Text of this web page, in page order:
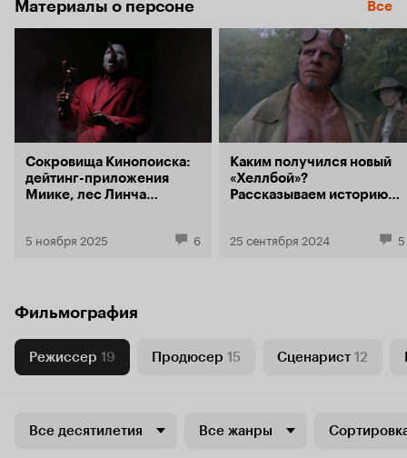
Материалы о персоне Все
Сокровища Кинопоиска:
дейтинг-приложения
Миике, лес Линча
5 ноября 2025 6
Каким получился новый
«Хеллбой»?
Рассказываем историю
Горбуна»
25 сентября 2024 5
Фильмография
Режиссер 19 Продюсер 15 Сценарист 12
Все десятилетия Все жанры